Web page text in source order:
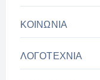
ΚΟΙΝΩΝΙΑ
ΛΟΓΟΤΕΧΝΙΑ